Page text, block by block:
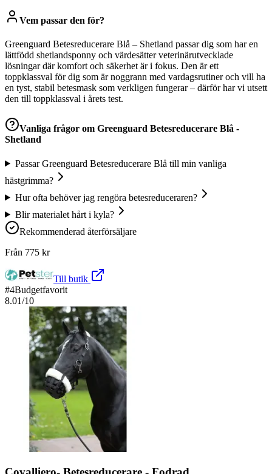
Vem passar den för?
Greenguard Betesreducerare Blå – Shetland passar dig som har en
lättfödd shetlandsponny och värdesätter veterinärutvecklade
lösningar där komfort och säkerhet är i fokus. Den är ett
toppklassval för dig som är noggrann med vardagsrutiner och vill ha
en tyst, stabil betesmask som verkligen fungerar – därför har vi utsett
den till toppklassval i årets test.
Vanliga frågor om Greenguard Betesreducerare Blå -
Shetland
Passar Greenguard Betesreducerare Blå till min vanliga
hästgrimma?
Hur ofta behöver jag rengöra betesreduceraren?
Blir materialet hårt i kyla?
Rekommenderad återförsäljare
Från 775 kr
Till butik
#4Budgetfavorit
8.01/10